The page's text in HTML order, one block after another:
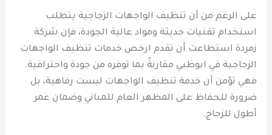
على الرغم من أن تنظيف الواجهات الزجاجية يتطلب
استخدام تقنيات حديثة ومواد عالية الجودة، فإن شركة
زمردة استطاعت أن تقدم ارخص خدمات تنظيف الواجهات
الزجاجية في ابوظبي مقارنةً بما توفره من جودة واحترافية.
فهي تؤمن أن خدمة تنظيف الواجهات ليست رفاهية، بل
ضرورة للحفاظ على المظهر العام للمباني وضمان عمر
أطول للزجاج.